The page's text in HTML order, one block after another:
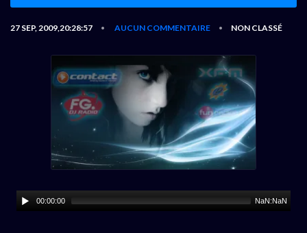
27 SEP, 2009,20:28:57 • AUCUN COMMENTAIRE • NON CLASSÉ
00:00:00 NaN:NaN